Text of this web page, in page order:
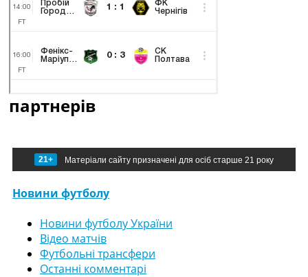
партнерів
21+ Матеріали сайту призначені для осіб старше 21 року
Новини футболу
Новини футболу України
Відео матчів
Футбольні трансфери
Останні комментарі